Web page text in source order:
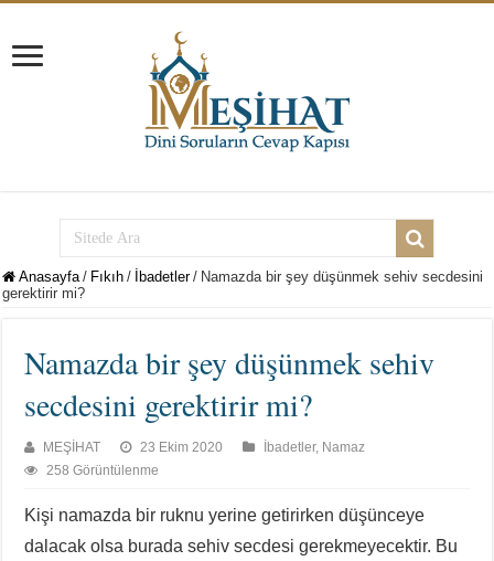
Anasayfa / Fıkıh / İbadetler / Namazda bir şey düşünmek sehiv secdesini
gerektirir mi?
Namazda bir şey düşünmek sehiv
secdesini gerektirir mi?
MEŞİHAT 23 Ekim 2020 İbadetler, Namaz
258 Görüntülenme
Kişi namazda bir ruknu yerine getirirken düşünceye
dalacak olsa burada sehiv secdesi gerekmeyecektir. Bu